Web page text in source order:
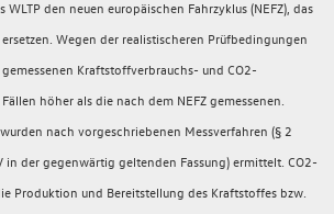
den neuen europäischen Fahrzyklus (NEFZ), das
Wegen der realistischeren Prüfbedingungen
Kraftstoffverbrauchs- und CO2-
höher als die nach dem NEFZ gemessenen.
nach vorgeschriebenen Messverfahren (§ 2
in der gegenwärtig geltenden Fassung) ermittelt. CO2-
Produktion und Bereitstellung des Kraftstoffes bzw.